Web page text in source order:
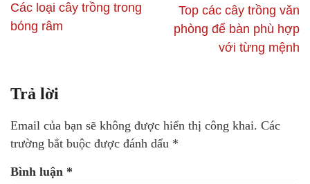
Các loại cây trồng trong
bóng râm
Top các cây trồng văn
phòng để bàn phù hợp
với từng mệnh
Trả lời
Email của bạn sẽ không được hiển thị công khai. Các
trường bắt buộc được đánh dấu *
Bình luận *